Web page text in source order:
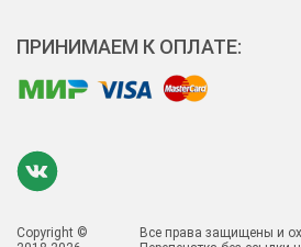
ПРИНИМАЕМ К ОПЛАТЕ:
Copyright ©
Все права защищены и